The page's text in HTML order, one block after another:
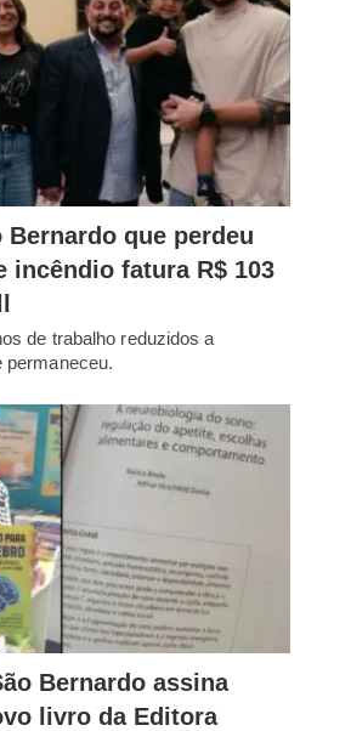
Bernardo que perdeu
incêndio fatura R$ 103
de trabalho reduzidos a
Bernardo assina
livro da Editora